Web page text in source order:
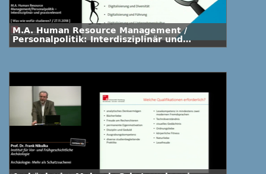
M.A. Human Resource Management /
Personalpolitik: Interdisziplinär und
praxisrelevant